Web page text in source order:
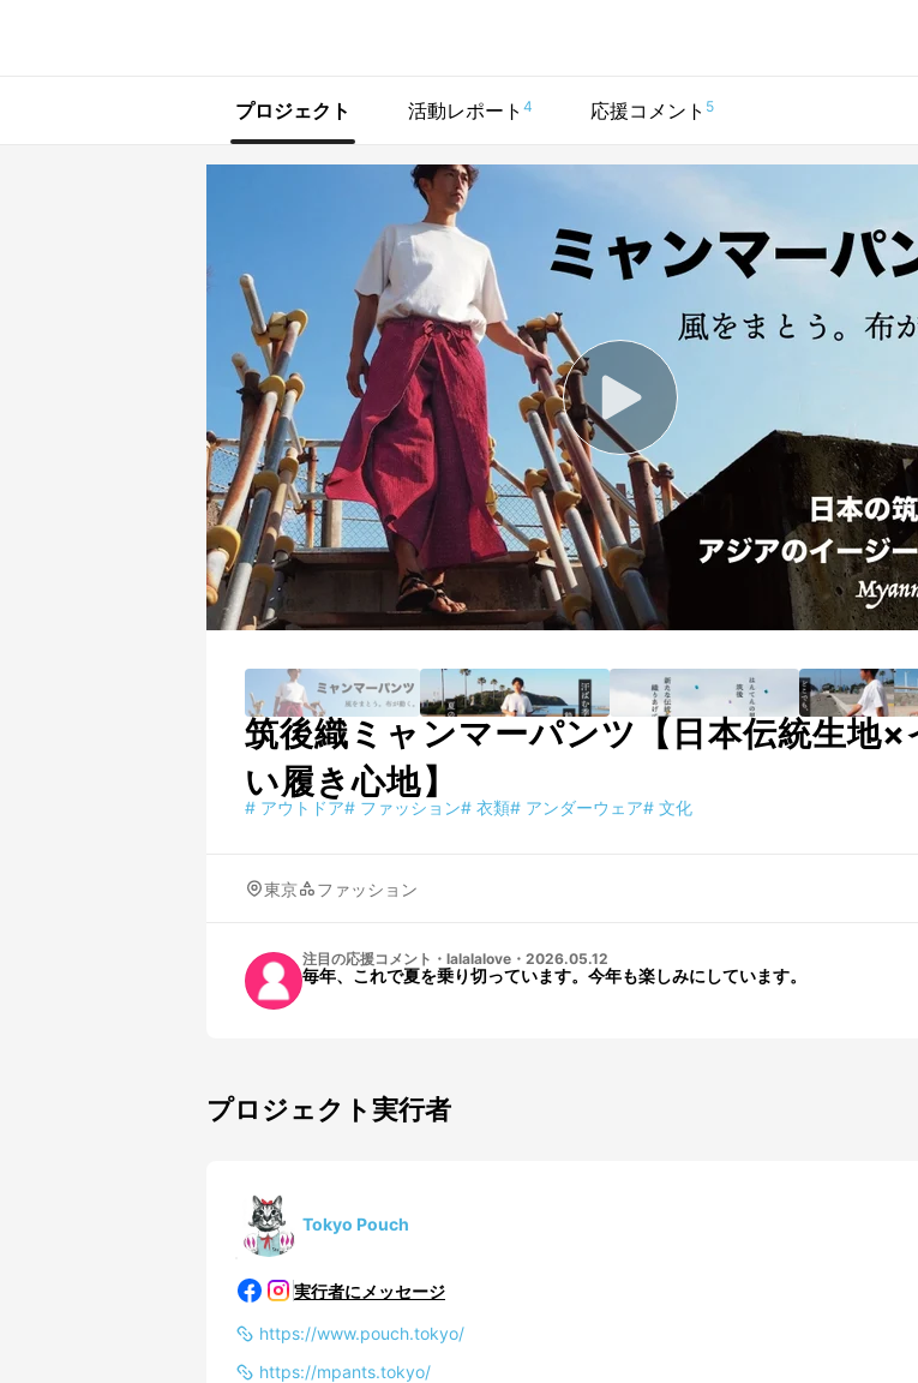
プロジェクト 活動レポート 4 応援コメント 5
筑後織ミャンマーパンツ【日本伝統生地
い履き心地】
# アウトドア# ファッション# 衣類# アンダーウェア# 文化
東京 ファッション
注目の応援コメント ・ lalalalove ・ 2026.05.12
毎年、これで夏を乗り切っています。今年も楽しみにしています。
プロジェクト実行者
Tokyo Pouch
実行者にメッセージ
https://www.pouch.tokyo/
https://mpants.tokyo/